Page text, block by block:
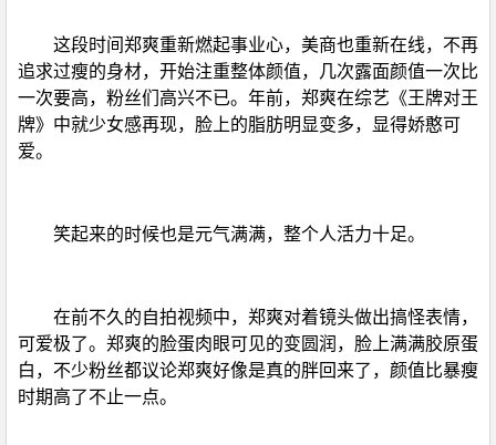
这段时间郑爽重新燃起事业心，美商也重新在线，不再
追求过瘦的身材，开始注重整体颜值，几次露面颜值一次比
一次要高，粉丝们高兴不已。年前，郑爽在综艺《王牌对王
牌》中就少女感再现，脸上的脂肪明显变多，显得娇憨可
爱。
笑起来的时候也是元气满满，整个人活力十足。
在前不久的自拍视频中，郑爽对着镜头做出搞怪表情，
可爱极了。郑爽的脸蛋肉眼可见的变圆润，脸上满满胶原蛋
白，不少粉丝都议论郑爽好像是真的胖回来了，颜值比暴瘦
时期高了不止一点。